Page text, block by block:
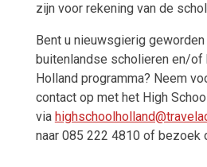
zijn voor rekening van de
Bent u nieuwsgierig geworden
buitenlandse scholieren en/of
Holland programma? Neem
contact op met het High
via
naar 085 222 4810 of bezoek